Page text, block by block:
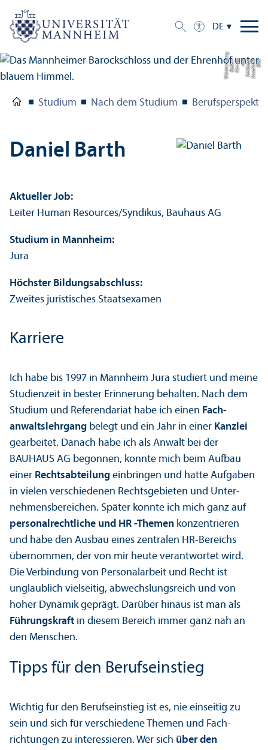
DE
Bil
d:
S
t
a
a
tli
c
h
e
S
c
hl
ö
s
s
e
r
u
n
d
G
ä
r
t
e
n
B
a
d
e
n-
W
ü
r
t
t
e
m
b
e
r
g
Studium Nach dem Studium
Daniel Barth
Aktueller Job:
Leiter Human Resources/Syndikus, Bauhaus AG
Studium in Mannheim:
Jura
Höchster Bildungs­abschluss:
Zweites juristisches Staats­examen
Karriere
Ich habe bis 1997 in Mannheim Jura studiert und meine
Studien­zeit in bester Erinnerung behalten. Nach dem
Studium und Referendariat habe ich einen Fach­
anwaltslehr­gang belegt und ein Jahr in einer Kanzlei
gearbeitet. Danach habe ich als Anwalt bei der
BAUHAUS AG begonnen, konnte mich beim Aufbau
einer Rechts­abteilung einbringen und hatte Aufgaben
in vielen verschiedenen Rechts­gebieten und Unter­
nehmens­bereichen. Später konnte ich mich ganz auf
personalrechtliche und HR -Themen konzentrieren
und habe den Ausbau eines zentralen HR-Bereichs
übernommen, der von mir heute verantwortet wird.
Die Verbindung von Personalarbeit und Recht ist
unglaublich vielseitig, abwechslungs­reich und von
hoher Dynamik geprägt. Darüber hinaus ist man als
Führungs­kraft in diesem Bereich immer ganz nah an
den Menschen.
Tipps für den Berufseinstieg
Wichtig für den Berufseinstieg ist es, nie einseitig zu
sein und sich für verschiedene Themen und Fach­
richtungen zu interessieren. Wer sich über den